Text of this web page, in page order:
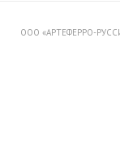
ООО «АРТЕФЕРРО-